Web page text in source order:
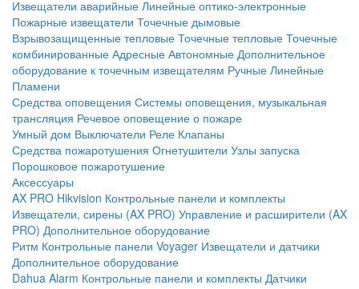
Извещатели аварийные Линейные оптико-электронные
Пожарные извещатели Точечные дымовые
Взрывозащищенные тепловые Точечные тепловые Точечные
комбинированные Адресные Автономные Дополнительное
оборудование к точечным извещателям Ручные Линейные
Пламени
Средства оповещения Системы оповещения, музыкальная
трансляция Речевое оповещение о пожаре
Умный дом Выключатели Реле Клапаны
Средства пожаротушения Огнетушители Узлы запуска
Порошковое пожаротушение
Аксессуары
AX PRO Hikvision Контрольные панели и комплекты
Извещатели, сирены (AX PRO) Управление и расширители (AX
PRO) Дополнительное оборудование
Ритм Контрольные панели Voyager Извещатели и датчики
Дополнительное оборудование
Dahua Alarm Контрольные панели и комплекты Датчики